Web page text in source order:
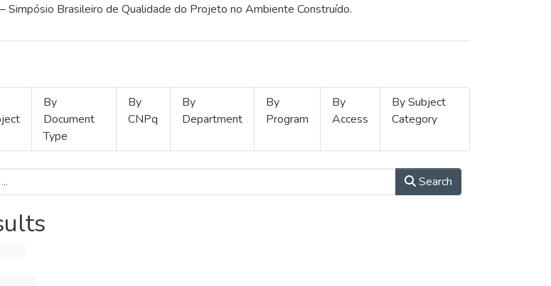
Brasileiro de Qualidade do Projeto no Ambiente Construído.
By
Document
Type
By
CNPq
By
Department
By
Program
By
Access
By Subject
Category
Search